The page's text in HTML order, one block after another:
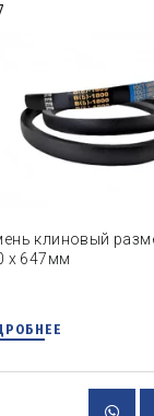
клиновый
х 647мм